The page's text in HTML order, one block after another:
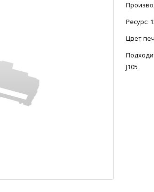
Ресурс:
Цвет
J105